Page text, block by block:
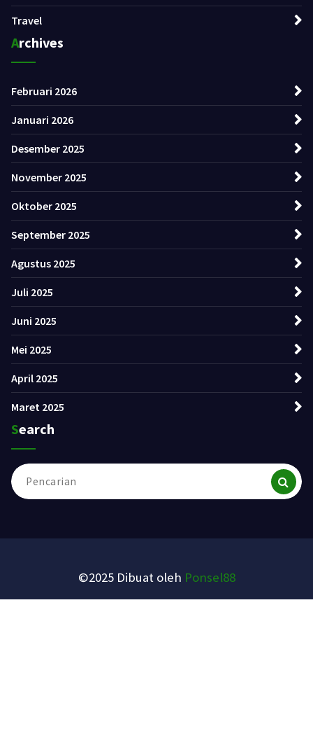
Travel
Archives
Februari 2026
Januari 2026
Desember 2025
November 2025
Oktober 2025
September 2025
Agustus 2025
Juli 2025
Juni 2025
Mei 2025
April 2025
Maret 2025
Search
Pencarian
untuk:
©2025 Dibuat oleh Ponsel88